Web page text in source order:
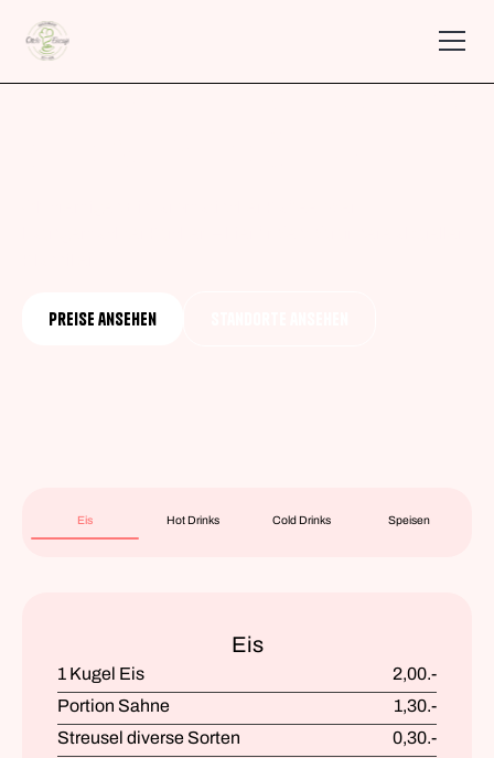
Genussvoll durch den Tag
Preise ansehen
Eis Hot Drinks Cold Drinks Speisen
Eis
1 Kugel Eis
2,00.-
Portion Sahne
1,30.-
Streusel diverse Sorten
0,30.-